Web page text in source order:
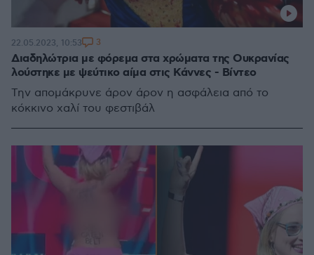
Διαδηλώτρια με φόρεμα στα χρώματα της Ουκρανίας
λούστηκε με ψεύτικο αίμα στις Κάννες - Βίντεο
Την απομάκρυνε άρον άρον η ασφάλεια από το
κόκκινο χαλί του φεστιβάλ
22.05.2023, 10:53 3